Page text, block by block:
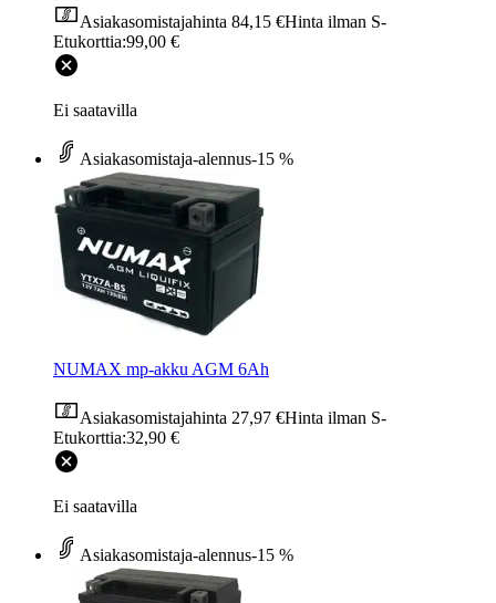
Asiakasomistajahinta 84,15 €Hinta ilman S-
Etukorttia:99,00 €
Ei saatavilla
Asiakasomistaja-alennus-15 %
NUMAX mp-akku AGM 6Ah
Asiakasomistajahinta 27,97 €Hinta ilman S-
Etukorttia:32,90 €
Ei saatavilla
Asiakasomistaja-alennus-15 %